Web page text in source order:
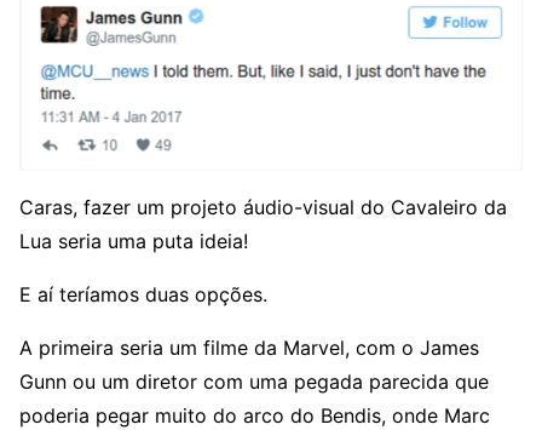
Caras, fazer um projeto áudio-visual do Cavaleiro da
Lua seria uma puta ideia!
E aí teríamos duas opções.
A primeira seria um filme da Marvel, com o James
Gunn ou um diretor com uma pegada parecida que
poderia pegar muito do arco do Bendis, onde Marc